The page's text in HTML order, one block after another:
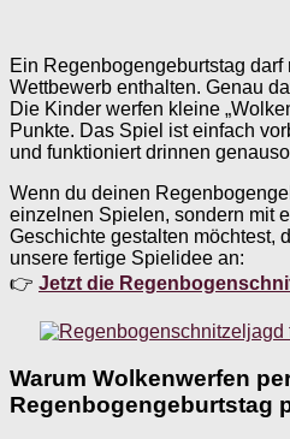
Ein Regenbogengeburtstag
Wettbewerb enthalten. Genau
Die Kinder werfen kleine
Punkte. Das Spiel ist einfach
und funktioniert drinnen
Wenn du deinen
einzelnen Spielen, sondern mit
Geschichte gestalten möchtest,
unsere fertige Spielidee an:
👉 Jetzt die
Warum Wolkenwerfen
Regenbogengeburtstag